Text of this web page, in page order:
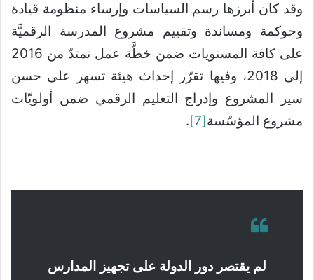
وقد كان أبرزها رسم السياسات وإرساء منظومة قيادة
وحوكمة ومساندة وتقييم مشروع المدرسة الرقميَّة
على كافة المستويات ضمن خطَّة عمل تمتدّ من 2016
إلى 2018، وفيها تقرّر إحداث هيئة تسهر على حسن
سير المشروع وإدراج التعليم الرقمي ضمن أولويّات
مشروع المؤسّسة[7]
.
لم يقتصر دور الدولة على تجهيز المدارس